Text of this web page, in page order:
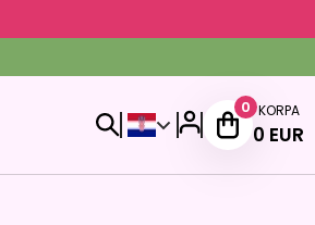
0 KORPA
0 EUR